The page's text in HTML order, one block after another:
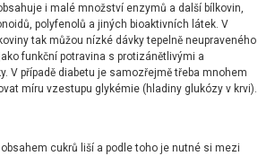
i malé množství enzymů a další bílkovin,
polyfenolů a jiných bioaktivních látek. V
tak můžou nízké dávky tepelně neupraveného
funkční potravina s protizánětlivými a
V případě diabetu je samozřejmě třeba mnohem
míru vzestupu glykémie (hladiny glukózy v krvi).
cukrů liší a podle toho je nutné si mezi